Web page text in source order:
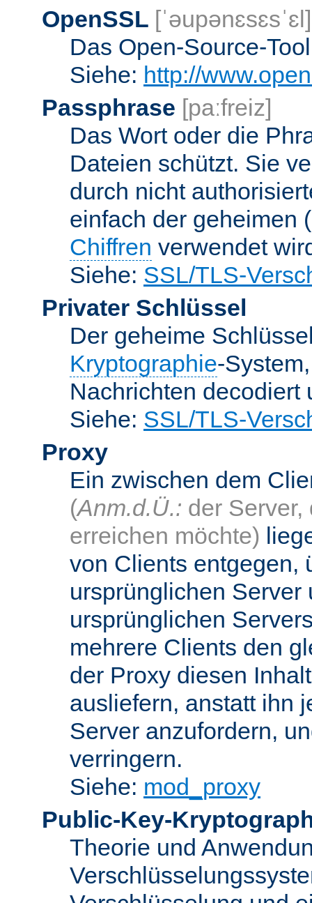
OpenSSL [ˈəupənɛsɛsˈɛl]
Das Open-Source-
Siehe: http://
Passphrase [paːfreiz]
Das Wort oder die
Dateien schützt. Sie
durch nicht
einfach der geheimen
Chiffren verwendet
Siehe: SSL/TLS-
Privater Schlüssel
Der geheime
Kryptographie-
Nachrichten decodiert
Siehe: SSL/TLS-
Proxy
Ein zwischen dem
(Anm.d.Ü.: der
erreichen möchte)
von Clients entgegen,
ursprünglichen Server
ursprünglichen
mehrere Clients den
der Proxy diesen
ausliefern, anstatt ihn
Server anzufordern,
verringern.
Siehe: mod_proxy
Public-Key-
Theorie und